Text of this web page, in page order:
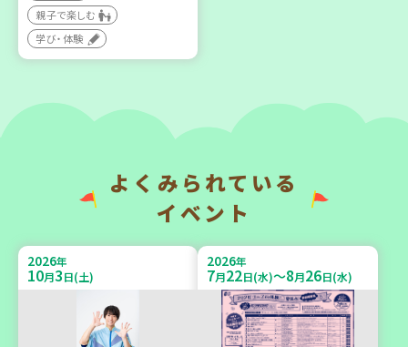
大人向け
学び・体験
豊岡市
大人の発達障がいを学び、
親子で心を軽くしません
年
9月6日(日)
西宮市
野菜を食べよう！ベジ活キ
ャンペーン【第２地区】
子ども
親子で楽しむ
学び・体験
よくみられている
イベント
2026年
10月3日(土)
2026年
7月22日(水)～8月26日(水)